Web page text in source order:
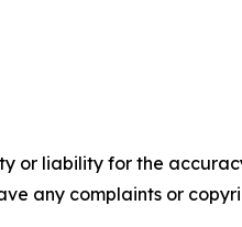
or liability for the
any complaints or